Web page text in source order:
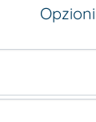
Opzioni